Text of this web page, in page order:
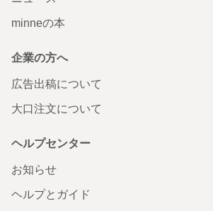
minneの本
企業の方へ
広告出稿について
大口注文について
ヘルプセンター
お知らせ
ヘルプとガイド